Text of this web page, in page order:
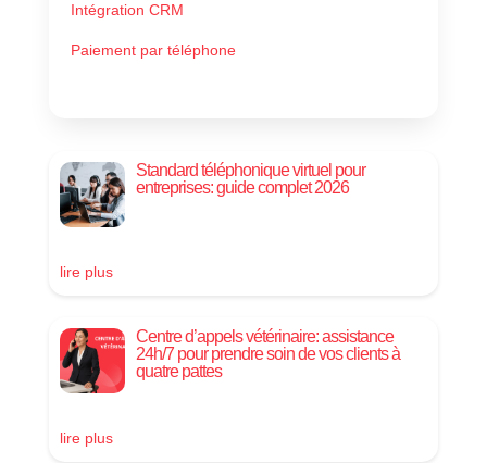
Intégration CRM
Paiement par téléphone
Standard téléphonique virtuel pour
entreprises: guide complet 2026
lire plus
Centre d’appels vétérinaire: assistance
24h/7 pour prendre soin de vos clients à
quatre pattes
lire plus